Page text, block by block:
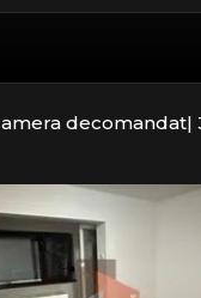
decomandat|